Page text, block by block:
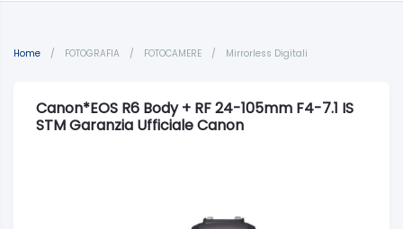
Home / FOTOGRAFIA / FOTOCAMERE / Mirrorless Digitali
Canon*EOS R6 Body + RF 24-105mm F4-7.1 IS
STM Garanzia Ufficiale Canon